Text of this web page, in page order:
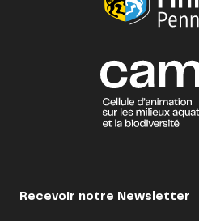
Recevoir notre Newsletter